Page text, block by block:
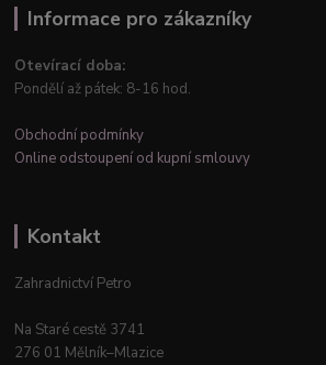
Informace pro zákazníky
Otevírací doba:
Pondělí až pátek: 8-16 hod.
Obchodní podmínky
Online odstoupení od kupní smlouvy
Kontakt
Zahradnictví Petro
Na Staré cestě 3741
276 01 Mělník–Mlazice